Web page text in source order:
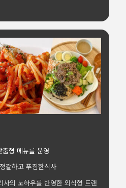
형 메뉴를 운영
갈하고 푸짐한식사
사의 노하우를 반영한 외식형 트랜